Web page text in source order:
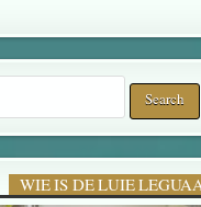
WIE IS DE LUIE